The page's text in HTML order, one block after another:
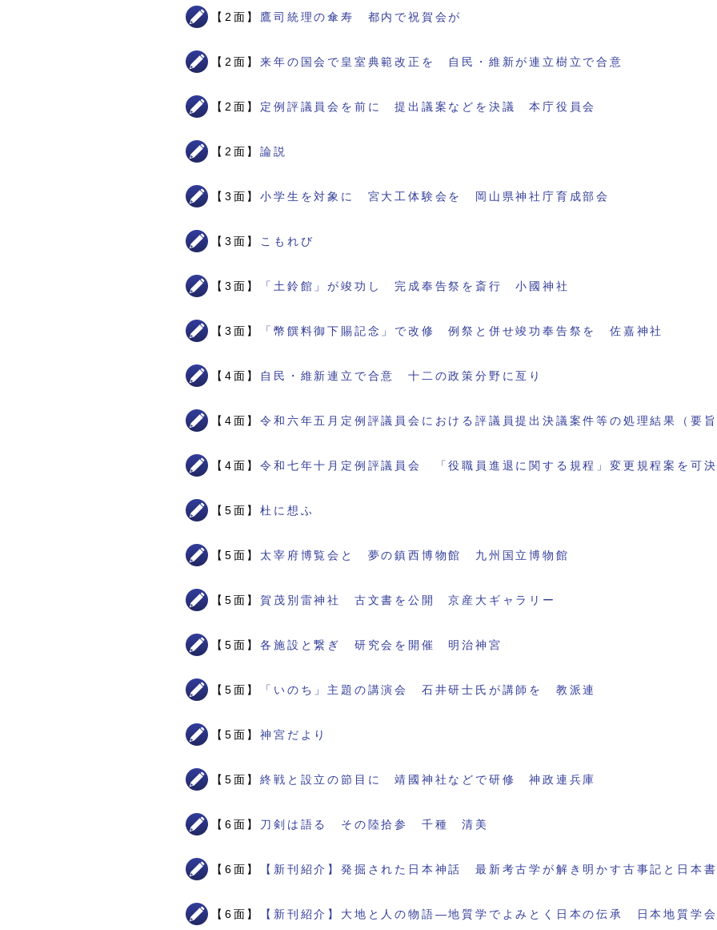
【2面】 鷹司統理の傘寿 都内で祝賀会が
【2面】来年の国会で皇室典範改正を 自民・維新が連立樹立で合意
【2面】 定例評議員会を前に 提出議案などを決議 本庁役員会
【2面】論説
【3面】小学生を対象に 宮大工体験会を 岡山県神社庁育成部会
【3面】 こもれび
【3面】 「土鈴館」が竣功し 完成奉告祭を斎行 小國神社
【3面】 「幣饌料御下賜記念」で改修 例祭と併せ竣功奉告祭を 佐嘉神社
【4面】 自民・維新連立で合意 十二の政策分野に亙り
【4面】令和六年五月定例評議員会における評議員提出決議案件等の処理結果（要旨
【4面】令和七年十月定例評議員会 「役職員進退に関する規程」変更規程案を可決
【5面】杜に想ふ
【5面】 太宰府博覧会と 夢の鎮西博物館 九州国立博物館
【5面】賀茂別雷神社 古文書を公開 京産大ギャラリー
【5面】各施設と繋ぎ 研究会を開催 明治神宮
【5面】 「いのち」主題の講演会 石井研士氏が講師を 教派連
【5面】神宮だより
【5面】終戦と設立の節目に 靖國神社などで研修 神政連兵庫
【6面】 刀剣は語る その陸拾参 千種 清美
【6面】 【新刊紹介】発掘された日本神話 最新考古学が解き明かす古事記と日本
【6面】 【新刊紹介】大地と人の物語―地質学でよみとく日本の伝承 日本地質学会